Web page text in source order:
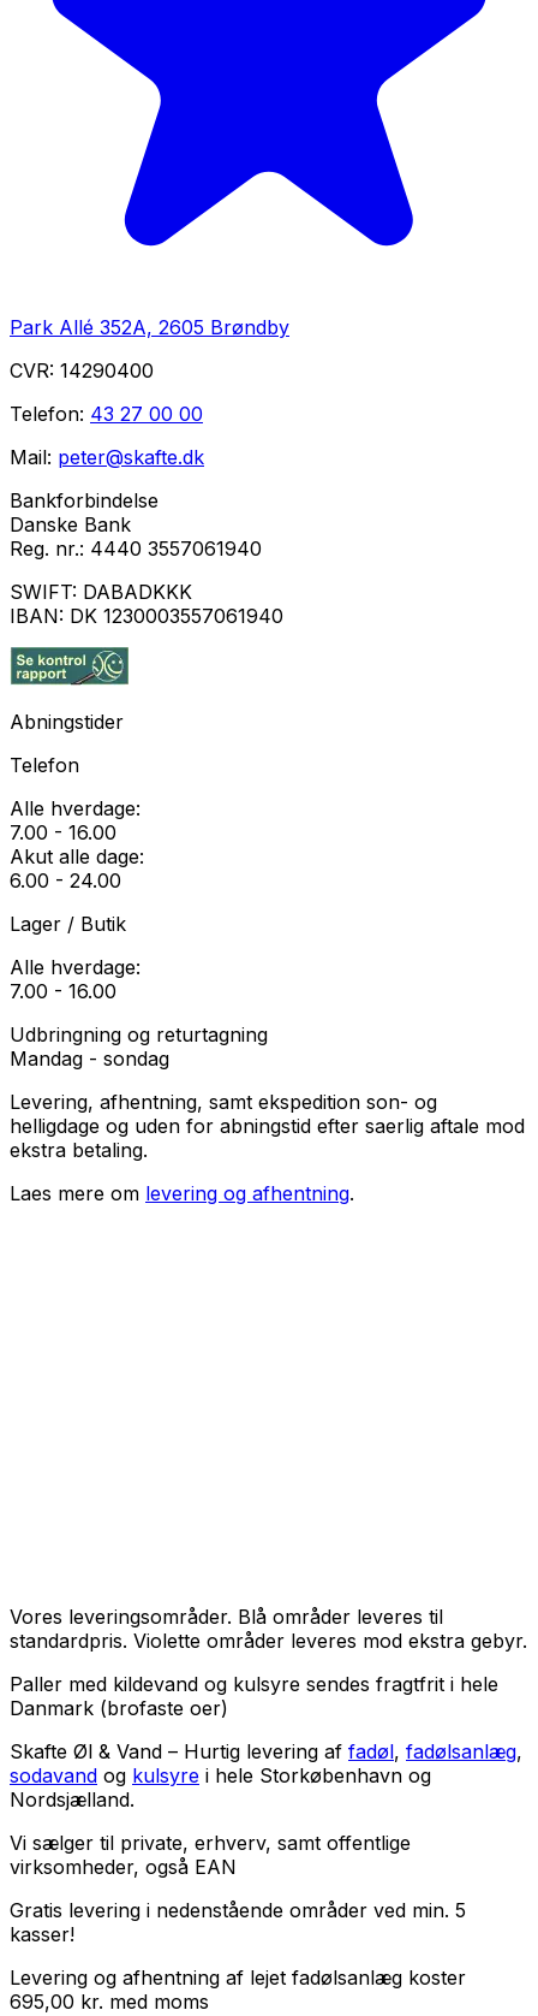
Park Allé 352A, 2605 Brøndby
CVR: 14290400
Telefon: 43 27 00 00
Mail: peter@skafte.dk
Bankforbindelse
Danske Bank
Reg. nr.: 4440 3557061940
SWIFT: DABADKKK
IBAN: DK 1230003557061940
Abningstider
Telefon
Alle hverdage:
7.00 - 16.00
Akut alle dage:
6.00 - 24.00
Lager / Butik
Alle hverdage:
7.00 - 16.00
Udbringning og returtagning
Mandag - sondag
Levering, afhentning, samt ekspedition son- og
helligdage og uden for abningstid efter saerlig aftale mod
ekstra betaling.
Laes mere om levering og afhentning.
Vores leveringsområder. Blå områder leveres til
standardpris. Violette områder leveres mod ekstra gebyr.
Paller med kildevand og kulsyre sendes fragtfrit i hele
Danmark (brofaste oer)
Skafte Øl & Vand – Hurtig levering af fadøl, fadølsanlæg,
sodavand og kulsyre i hele Storkøbenhavn og
Nordsjælland.
Vi sælger til private, erhverv, samt offentlige
virksomheder, også EAN
Gratis levering i nedenstående områder ved min. 5
kasser!
Levering og afhentning af lejet fadølsanlæg koster
695,00 kr. med moms